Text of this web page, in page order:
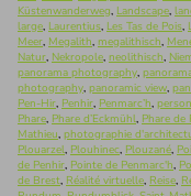
Küstenwanderweg, Landscape,
large, Laurentius, Les Tas de Pois,
Meer, Megalith, megalithisch,
Natur, Nekropole, neolithisch,
panorama photography,
photography, panoramic view,
Pen-Hir, Penhir, Penmarc’h,
Phare, Phare d’Eckmühl, Phare de
Mathieu, photographie
Plouarzel, Plouhinec, Plouzané,
de Penhir, Pointe de Penmarc'h,
de Brest, Réalité virtuelle, Reise,